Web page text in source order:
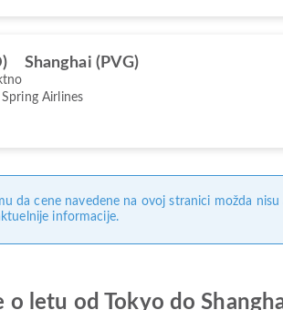
Shanghai (PVG)
Spring Airlines
da cene navedene na ovoj stranici možda
informacije.
o letu od Tokyo do